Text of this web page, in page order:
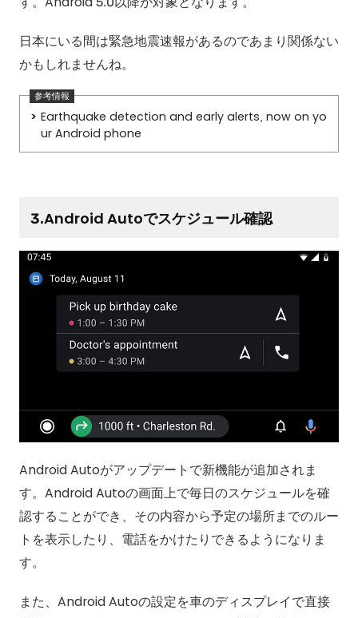
日本にいる間は緊急地震速報があるのであまり関係ない
かもしれませんね。
Earthquake detection and early alerts, now on yo
ur Android phone
3.Android Autoでスケジュール確認
Android Autoがアップデートで新機能が追加されま
す。Android Autoの画面上で毎日のスケジュールを確
認することができ、その内容から予定の場所までのルー
トを表示したり、電話をかけたりできるようになりま
す。
また、Android Autoの設定を車のディスプレイで直接